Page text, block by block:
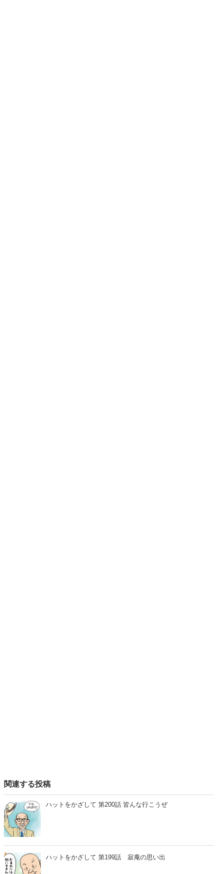
関連する投稿
ハットをかざして 第200話 皆んな行こうぜ
ハットをかざして 第199話 寂庵の思い出